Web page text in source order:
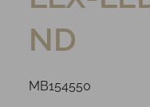
ND
MB154550